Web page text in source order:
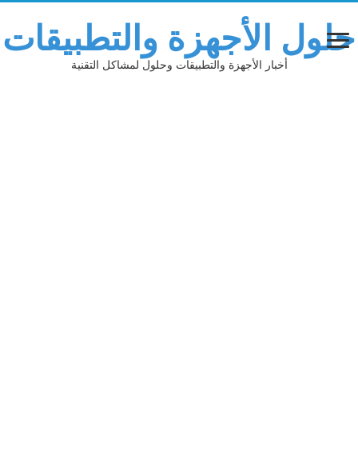
حلول الأجهزة والتطبيقات
أخبار الأجهزة والتطبيقات وحلول لمشاكل التقنية